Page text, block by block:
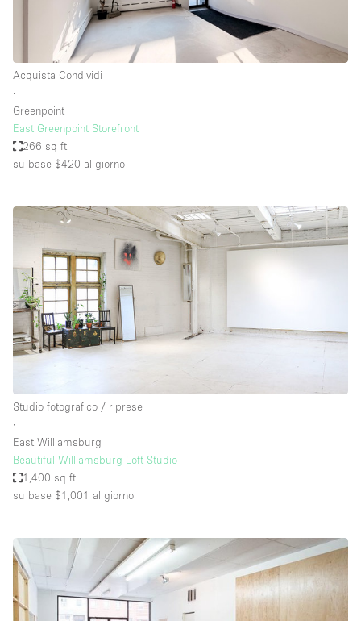
Acquista Condividi
∙
Greenpoint
East Greenpoint Storefront
266 sq ft
su base $420 al giorno
Studio fotografico / riprese
∙
East Williamsburg
Beautiful Williamsburg Loft Studio
1,400 sq ft
su base $1,001 al giorno